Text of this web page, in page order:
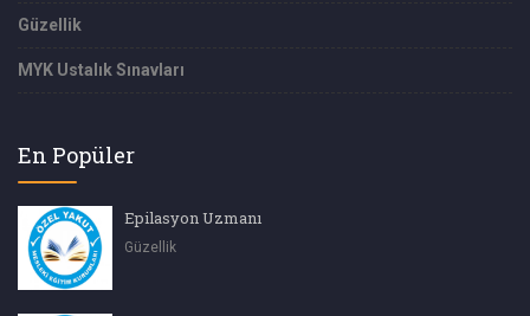
Güzellik
MYK Ustalık Sınavları
En Popüler
Epilasyon Uzmanı
Güzellik